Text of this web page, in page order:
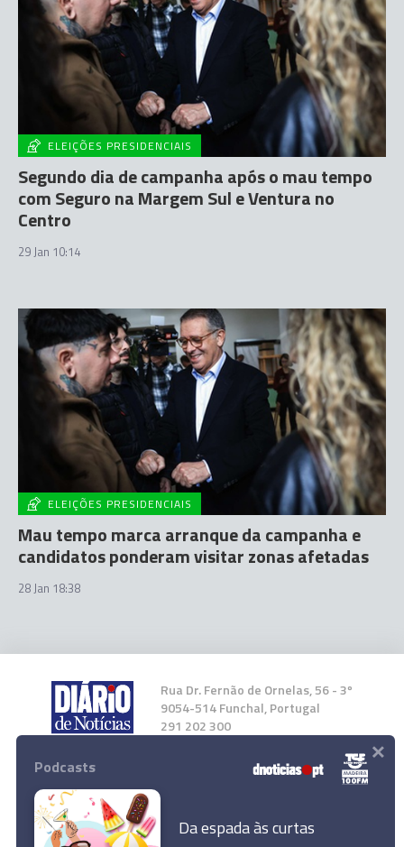
ELEIÇÕES PRESIDENCIAIS
Segundo dia de campanha após o mau tempo
com Seguro na Margem Sul e Ventura no
Centro
29 Jan 10:14
ELEIÇÕES PRESIDENCIAIS
Mau tempo marca arranque da campanha e
candidatos ponderam visitar zonas afetadas
28 Jan 18:38
Rua Dr. Fernão de Ornelas, 56 - 3º
9054-514 Funchal, Portugal
291 202 300
Instale a nossa App
Podcasts
Da espada às curtas
×